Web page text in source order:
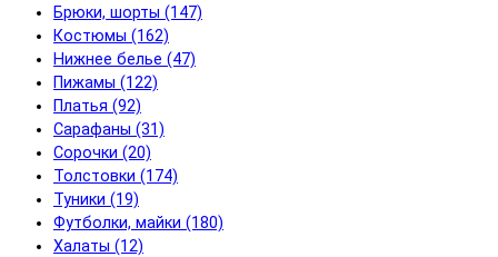
Брюки, шорты (147)
Костюмы (162)
Нижнее белье (47)
Пижамы (122)
Платья (92)
Сарафаны (31)
Сорочки (20)
Толстовки (174)
Туники (19)
Футболки, майки (180)
Халаты (12)